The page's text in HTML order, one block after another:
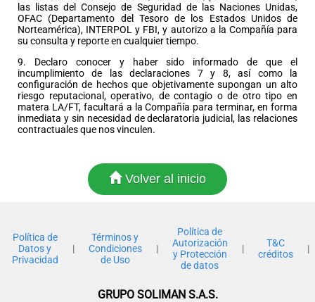
las listas del Consejo de Seguridad de las Naciones Unidas,
OFAC (Departamento del Tesoro de los Estados Unidos de
Norteamérica), INTERPOL y FBI, y autorizo a la Compañía para
su consulta y reporte en cualquier tiempo.
9. Declaro conocer y haber sido informado de que el
incumplimiento de las declaraciones 7 y 8, así como la
configuración de hechos que objetivamente supongan un alto
riesgo reputacional, operativo, de contagio o de otro tipo en
matera LA/FT, facultará a la Compañía para terminar, en forma
inmediata y sin necesidad de declaratoria judicial, las relaciones
contractuales que nos vinculen.
Volver al inicio
Política de
Datos y
Privacidad
|
Términos y
Condiciones
de Uso
|
Política de
Autorización
y Protección
de datos
|
T&C
créditos
|
GRUPO SOLIMAN S.A.S.